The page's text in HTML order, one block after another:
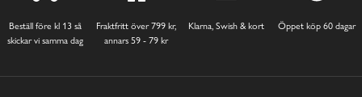
Beställ före kl 13 så
skickar vi samma dag
Fraktfritt över 799 kr,
annars 59 - 79 kr
Klarna, Swish & kort Öppet köp 60 dagar